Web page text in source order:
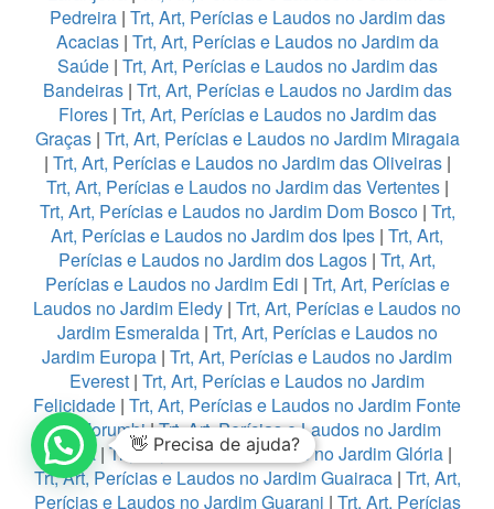
Pedreira| Trt, Art, Perícias e Laudos no Jardim das
Acacias| Trt, Art, Perícias e Laudos no Jardim da
Saúde| Trt, Art, Perícias e Laudos no Jardim das
Bandeiras| Trt, Art, Perícias e Laudos no Jardim das
Flores| Trt, Art, Perícias e Laudos no Jardim das
Graças| Trt, Art, Perícias e Laudos no Jardim Miragaia
| Trt, Art, Perícias e Laudos no Jardim das Oliveiras|
Trt, Art, Perícias e Laudos no Jardim das Vertentes|
Trt, Art, Perícias e Laudos no Jardim Dom Bosco| Trt,
Art, Perícias e Laudos no Jardim dos Ipes | Trt, Art,
Perícias e Laudos no Jardim dos Lagos | Trt, Art,
Perícias e Laudos no Jardim Edi | Trt, Art, Perícias e
Laudos no Jardim Eledy | Trt, Art, Perícias e Laudos no
Jardim Esmeralda| Trt, Art, Perícias e Laudos no
Jardim Europa | Trt, Art, Perícias e Laudos no Jardim
Everest | Trt, Art, Perícias e Laudos no Jardim
Felicidade | Trt, Art, Perícias e Laudos no Jardim Fonte
do Morumbi|Trt, Art, Perícias e Laudos no Jardim
França| Trt, Art, Perícias e Laudos no Jardim Glória |
Trt, Art, Perícias e Laudos no Jardim Guairaca| Trt, Art,
Perícias e Laudos no Jardim Guarani | Trt, Art, Perícias
👋 Precisa de ajuda?